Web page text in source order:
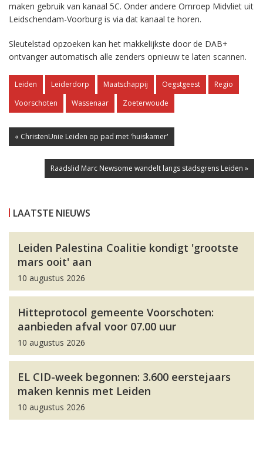
maken gebruik van kanaal 5C. Onder andere Omroep Midvliet uit
Leidschendam-Voorburg is via dat kanaal te horen.
Sleutelstad opzoeken kan het makkelijkste door de DAB+
ontvanger automatisch alle zenders opnieuw te laten scannen.
Leiden Leiderdorp Maatschappij Oegstgeest
Regio
Voorschoten
Wassenaar Zoeterwoude
« ChristenUnie Leiden op pad met 'huiskamer'
Raadslid Marc Newsome wandelt langs stadsgrens Leiden »
LAATSTE NIEUWS
Leiden Palestina Coalitie kondigt 'grootste
mars ooit' aan
10 augustus 2026
Hitteprotocol gemeente Voorschoten:
aanbieden afval voor 07.00 uur
10 augustus 2026
EL CID-week begonnen: 3.600 eerstejaars
maken kennis met Leiden
10 augustus 2026